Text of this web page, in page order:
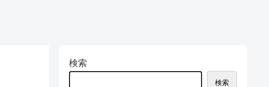
検索
検索